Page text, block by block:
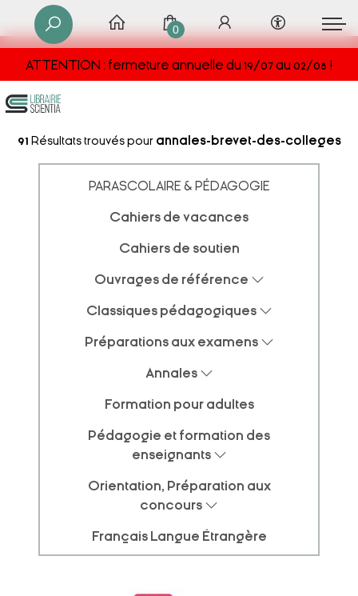
ATTENTION : fermeture annuelle du 19/07 au 02/08 !
0
91 Résultats trouvés pour annales-brevet-des-colleges
PARASCOLAIRE & PÉDAGOGIE
Cahiers de vacances
Cahiers de soutien
Ouvrages de référence
Classiques pédagogiques
Préparations aux examens
Annales
Formation pour adultes
Pédagogie et formation des
enseignants
Orientation, Préparation aux
concours
Français Langue Étrangère